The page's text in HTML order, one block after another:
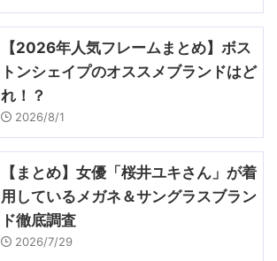
【2026年人気フレームまとめ】ボス
トンシェイプのオススメブランドはど
れ！？
2026/8/1
【まとめ】女優「桜井ユキさん」が着
用しているメガネ＆サングラスブラン
ド徹底調査
2026/7/29